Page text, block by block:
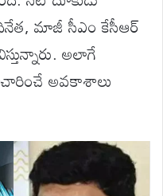
మాజీ సీఎం కేసీఆర్
అలాగే
అవకాశాలు